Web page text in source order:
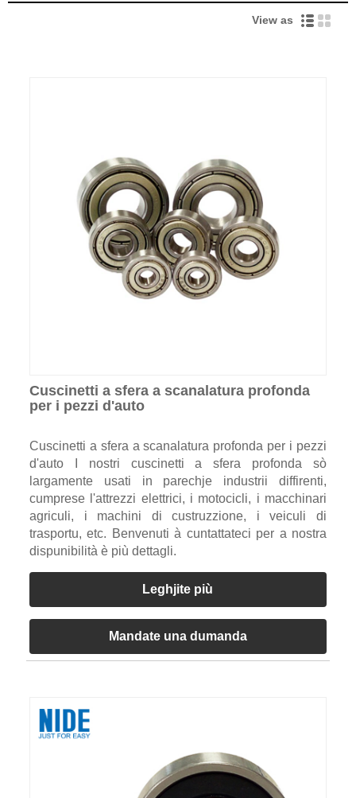
View as
Cuscinetti a sfera a scanalatura profonda
per i pezzi d'auto
Cuscinetti a sfera a scanalatura profonda per i pezzi
d'auto I nostri cuscinetti a sfera profonda sò
largamente usati in parechje industrii diffirenti,
cumprese l'attrezzi elettrici, i motocicli, i macchinari
agriculi, i machini di custruzzione, i veiculi di
trasportu, etc. Benvenuti à cuntattateci per a nostra
dispunibilità è più dettagli.
Leghjite più
Mandate una dumanda